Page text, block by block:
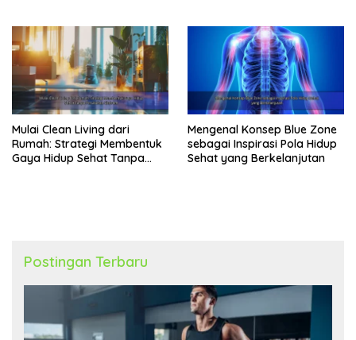
Mulai Clean Living dari
Rumah: Strategi Membentuk
Gaya Hidup Sehat Tanpa
Mengenal Konsep Blue Zone
sebagai Inspirasi Pola Hidup
Sehat yang Berkelanjutan
Postingan Terbaru